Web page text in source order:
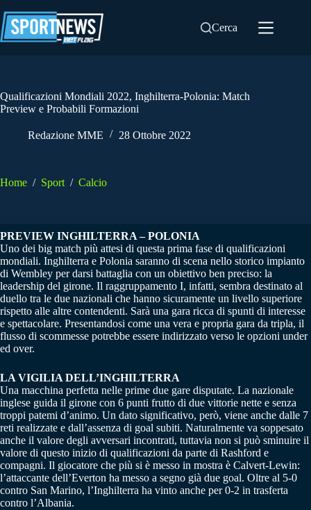
al
contenuto
Cerca
Qualificazioni Mondiali 2022, Inghilterra-Polonia: Match
Preview e Probabili Formazioni
Redazione MME 28 Ottobre 2022
Home / Sport / Calcio
PREVIEW INGHILTERRA – POLONIA
Uno dei big match più attesi di questa prima fase di qualificazioni
mondiali. Inghilterra e Polonia saranno di scena nello storico impianto
di Wembley per darsi battaglia con un obiettivo ben preciso: la
leadership del girone. Il raggruppamento I, infatti, sembra destinato al
duello tra le due nazionali che hanno sicuramente un livello superiore
rispetto alle altre contendenti. Sarà una gara ricca di spunti di interesse
e spettacolare. Presentandosi come una vera e propria gara da tripla, il
flusso di scommesse potrebbe essere indirizzato verso le opzioni under
ed over.
LA VIGILIA DELL’INGHILTERRA
Una macchina perfetta nelle prime due gare disputate. La nazionale
inglese guida il girone con 6 punti frutto di due vittorie nette e senza
troppi patemi d’animo. Un dato significativo, però, viene anche dalle 7
reti realizzate e dall’assenza di goal subiti. Naturalmente va soppesato
anche il valore degli avversari incontrati, tuttavia non si può sminuire il
valore di questo inizio di qualificazioni da parte di Rashford e
compagni. Il giocatore che più si è messo in mostra è Calvert-Lewin:
l’attaccante dell’Everton ha messo a segno già due goal. Oltre al 5-0
contro San Marino, l’Inghilterra ha vinto anche per 0-2 in trasferta
contro l’Albania.